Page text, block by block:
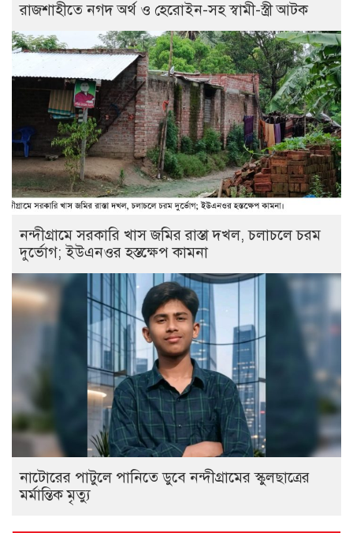
রাজশাহীতে নগদ অর্থ ও হেরোইন-সহ স্বামী-স্ত্রী আটক
নন্দীগ্রামে সরকারি খাস জমির রাস্তা দখল, চলাচলে চরম
দুর্ভোগ; ইউএনওর হস্তক্ষেপ কামনা
নাটোরের পাটুলে পানিতে ডুবে নন্দীগ্রামের স্কুলছাত্রের
মর্মান্তিক মৃত্যু